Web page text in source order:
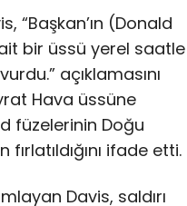
“Başkan’ın (Donald
bir üssü yerel saatle
açıklamasını
Hava üssüne
füzelerinin Doğu
ifade etti.
Davis, saldırı